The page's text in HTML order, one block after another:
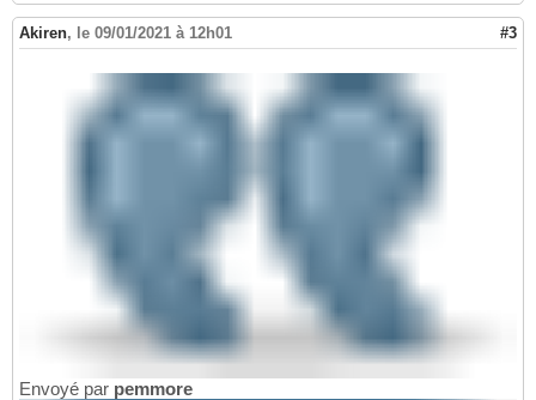
Akiren, le 09/01/2021 à 12h01 #3
Envoyé par pemmore